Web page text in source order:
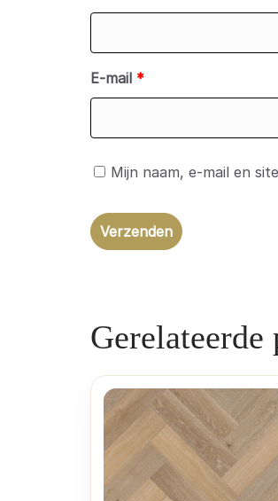
E-mail *
Mijn naam, e-mail en
Gerelateerde